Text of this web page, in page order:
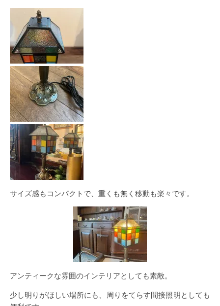
サイズ感もコンパクトで、重くも無く移動も楽々です。
アンティークな雰囲のインテリアとしても素敵。
少し明りがほしい場所にも、周りをてらす間接照明としても